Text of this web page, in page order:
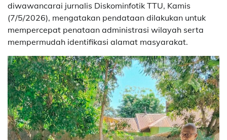
diwawancarai jurnalis Diskominfotik TTU, Kamis
(7/5/2026), mengatakan pendataan dilakukan untuk
mempercepat penataan administrasi wilayah serta
mempermudah identifikasi alamat masyarakat.